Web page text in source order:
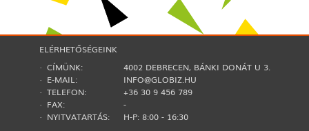
ELÉRHETŐSÉGEINK
· CÍMÜNK:
4002 DEBRECEN, BÁNKI DONÁT U 3.
· E-MAIL:
INFO@GLOBIZ.HU
· TELEFON:
+36 30 9 456 789
· FAX:
-
· NYITVATARTÁS:
H-P: 8:00 - 16:30